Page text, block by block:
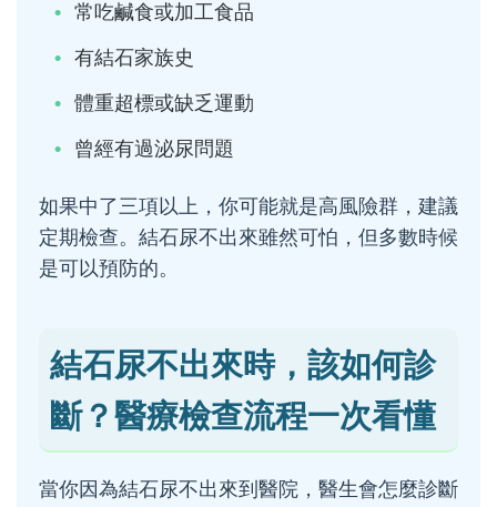
常吃鹹食或加工食品
有結石家族史
體重超標或缺乏運動
曾經有過泌尿問題
如果中了三項以上，你可能就是高風險群，建議
定期檢查。結石尿不出來雖然可怕，但多數時候
是可以預防的。
結石尿不出來時，該如何診
斷？醫療檢查流程一次看懂
當你因為結石尿不出來到醫院，醫生會怎麼診斷